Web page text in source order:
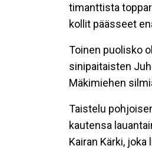
timanttista
kollit päässeet
Toinen puolisko
sinipaitaisten
Mäkimiehen
Taistelu
kautensa
Kairan Kärki,